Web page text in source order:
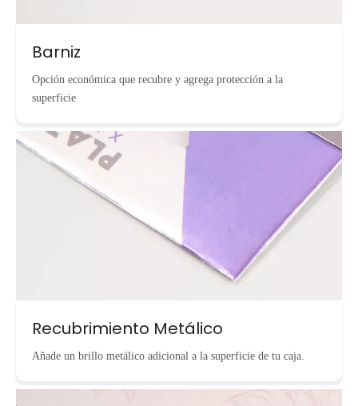
Barniz
Opción económica que recubre y agrega protección a la
superficie
Recubrimiento Metálico
Añade un brillo metálico adicional a la superficie de tu caja.